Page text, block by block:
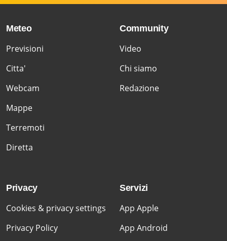
Meteo
Previsioni
Citta'
Webcam
Mappe
Terremoti
Diretta
Community
Video
Chi siamo
Redazione
Privacy
Cookies & privacy settings
Privacy Policy
Servizi
App Apple
App Android